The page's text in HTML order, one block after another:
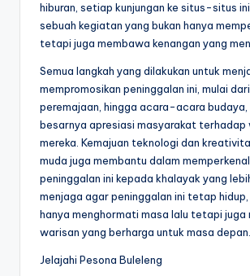
hiburan, setiap kunjungan ke situs-situs
sebuah kegiatan yang bukan hanya
tetapi juga membawa kenangan yang
Semua langkah yang dilakukan untuk
mempromosikan peninggalan ini, mulai
peremajaan, hingga acara-acara budaya,
besarnya apresiasi masyarakat terhadap
mereka. Kemajuan teknologi dan
muda juga membantu dalam
peninggalan ini kepada khalayak yang
menjaga agar peninggalan ini tetap
hanya menghormati masa lalu tetapi juga
warisan yang berharga untuk masa depan.
Jelajahi Pesona Buleleng